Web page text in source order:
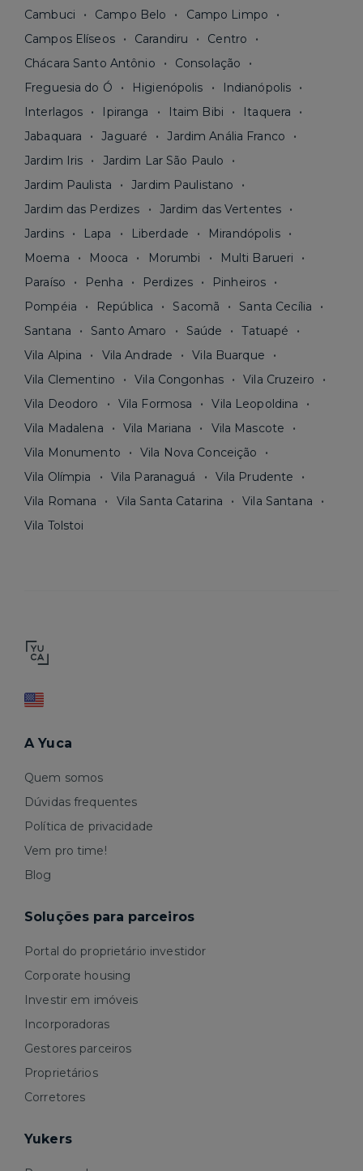
Cambuci
Campo Belo
Campo Limpo
Campos Elíseos
Carandiru
Centro
Chácara Santo Antônio
Consolação
Freguesia do Ó
Higienópolis
Indianópolis
Interlagos
Ipiranga Itaim Bibi
Itaquera
Jabaquara
Jaguaré
Jardim Anália Franco
Jardim Iris
Jardim Lar São Paulo
Jardim Paulista
Jardim Paulistano
Jardim das Perdizes
Jardim das Vertentes
Jardins
Lapa Liberdade
Mirandópolis
Moema
Mooca Morumbi
Multi Barueri
Paraíso
Penha Perdizes
Pinheiros
Pompéia
República Sacomã
Santa Cecília
Santana
Santo Amaro Saúde
Tatuapé
Vila Alpina
Vila Andrade
Vila Buarque
Vila Clementino
Vila Congonhas
Vila Cruzeiro
Vila Deodoro
Vila Formosa
Vila Leopoldina
Vila Madalena
Vila Mariana
Vila Mascote
Vila Monumento
Vila Nova Conceição
Vila Olímpia
Vila Paranaguá
Vila Prudente
Vila Romana
Vila Santa Catarina
Vila Santana
Vila Tolstoi
A Yuca
Quem somos
Dúvidas frequentes
Política de privacidade
Vem pro time!
Blog
Soluções para parceiros
Portal do proprietário investidor
Corporate housing
Investir em imóveis
Incorporadoras
Gestores parceiros
Proprietários
Corretores
Yukers